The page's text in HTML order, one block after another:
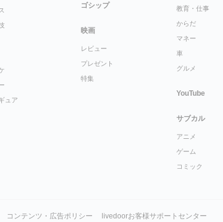
ュア
ゴシップ
映画
レビュー
プレゼント
特集
教育・仕事
からだ
マネー
車
グルメ
YouTube
サブカル
アニメ
ゲーム
コミック
コンテンツ・広告ポリシー livedoorお客様サポートセンター